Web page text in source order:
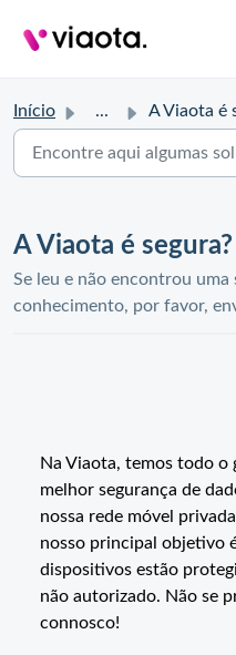
Início ... A Viaota é
A Viaota é segura?
Se leu e não encontrou uma
conhecimento, por favor,
Na Viaota, temos todo o
melhor segurança de
nossa rede móvel
nosso principal objetivo
dispositivos estão
não autorizado. Não se
connosco!